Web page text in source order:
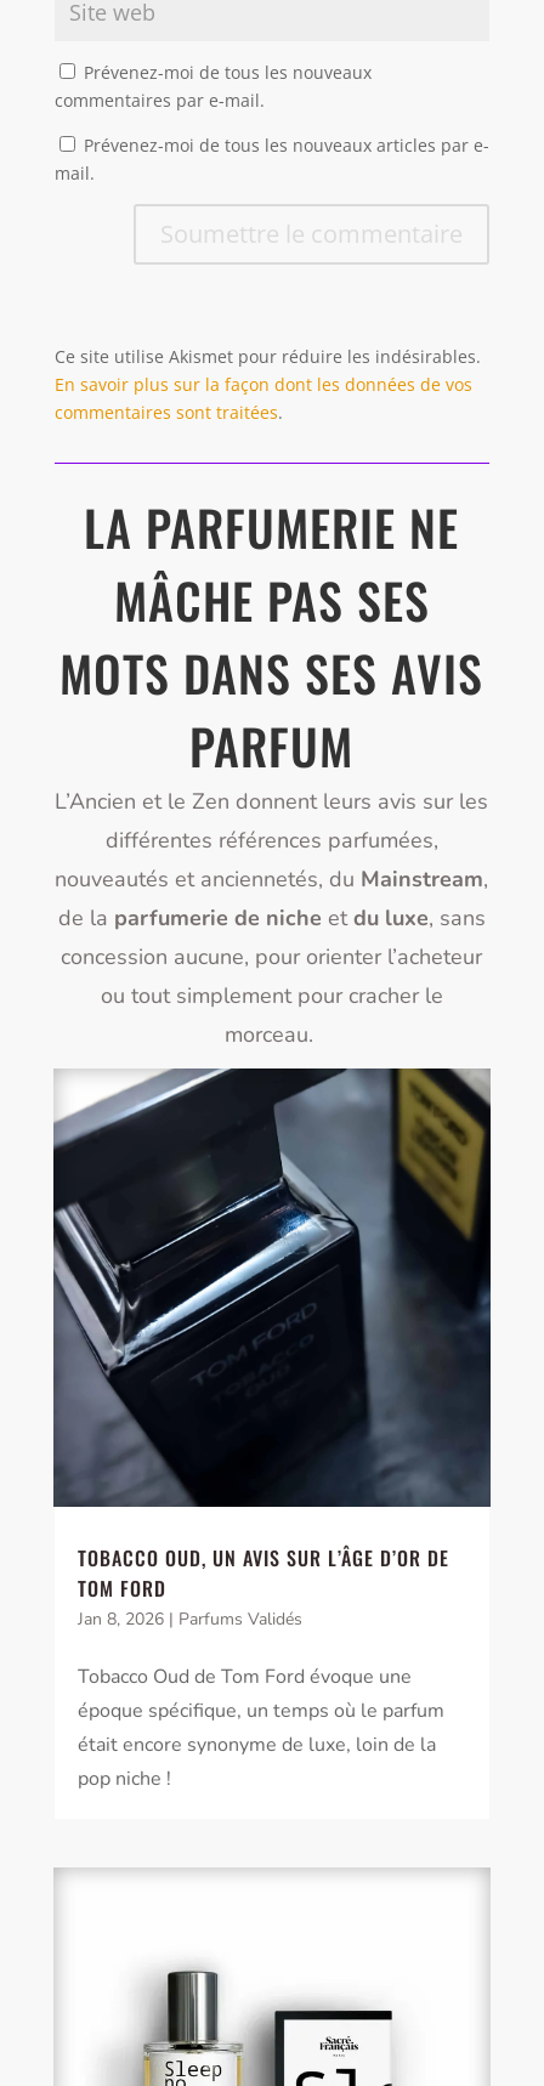
Prévenez-moi de tous les nouveaux
commentaires par e-mail.
Prévenez-moi de tous les nouveaux articles par e-
mail.
Soumettre le commentaire
Ce site utilise Akismet pour réduire les indésirables.
En savoir plus sur la façon dont les données de vos
commentaires sont traitées.
LA PARFUMERIE NE
MÂCHE PAS SES
MOTS DANS SES AVIS
PARFUM
L’Ancien et le Zen donnent leurs avis sur les
différentes références parfumées,
nouveautés et anciennetés, du Mainstream,
de la parfumerie de niche etdu luxe, sans
concession aucune, pour orienter l’acheteur
ou tout simplement pour cracher le
morceau.
TOBACCO OUD, UN AVIS SUR L’ÂGE D’OR DE
TOM FORD
Jan 8, 2026| Parfums Validés
Tobacco Oud de Tom Ford évoque une
époque spécifique, un temps où le parfum
était encore synonyme de luxe, loin de la
pop niche !